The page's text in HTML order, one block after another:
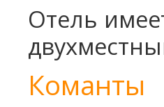
Отель
Команты